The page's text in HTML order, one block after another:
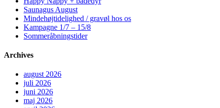
Saunagus August
Mindehøjtidelighed / gravøl hos os
Kampagne 1/7 – 15/8
Sommeråbningstider
Archives
august 2026
juli 2026
juni 2026
maj 2026